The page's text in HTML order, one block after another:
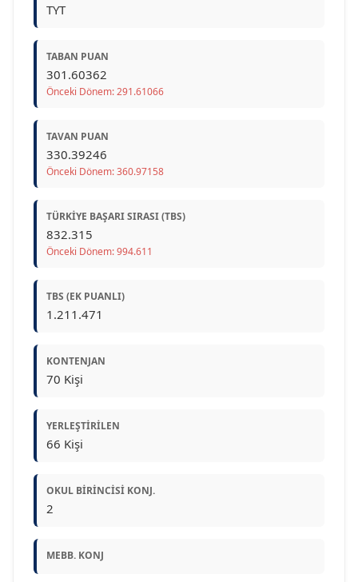
TYT
TABAN PUAN
301.60362
Önceki Dönem: 291.61066
TAVAN PUAN
330.39246
Önceki Dönem: 360.97158
TÜRKIYE BAŞARI SIRASI (TBS)
832.315
Önceki Dönem: 994.611
TBS (EK PUANLI)
1.211.471
KONTENJAN
70 Kişi
YERLEŞTIRILEN
66 Kişi
OKUL BIRINCISI KONJ.
2
MEBB. KONJ